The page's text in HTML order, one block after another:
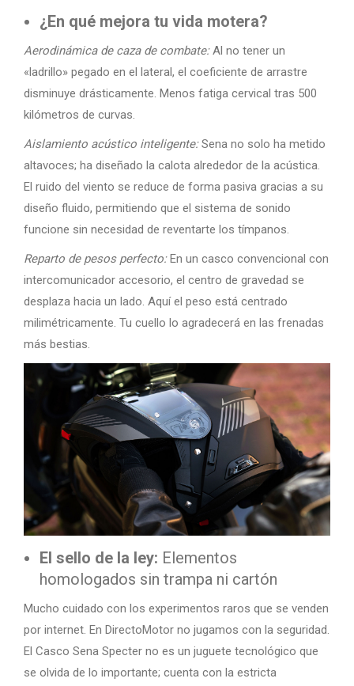
¿En qué mejora tu vida motera?
Aerodinámica de caza de combate:Al no tener un
«ladrillo» pegado en el lateral, el coeficiente de arrastre
disminuye drásticamente. Menos fatiga cervical tras 500
kilómetros de curvas.
Aislamiento acústico inteligente:Sena no solo ha metido
altavoces; ha diseñado la calota alrededor de la acústica.
El ruido del viento se reduce de forma pasiva gracias a su
diseño fluido, permitiendo que el sistema de sonido
funcione sin necesidad de reventarte los tímpanos.
Reparto de pesos perfecto:En un casco convencional con
intercomunicador accesorio, el centro de gravedad se
desplaza hacia un lado. Aquí el peso está centrado
milimétricamente. Tu cuello lo agradecerá en las frenadas
más bestias.
El sello de la ley: Elementos
homologados sin trampa ni cartón
Mucho cuidado con los experimentos raros que se venden
por internet. En DirectoMotor no jugamos con la seguridad.
El Casco Sena Specter no es un juguete tecnológico que
se olvida de lo importante; cuenta con la estricta